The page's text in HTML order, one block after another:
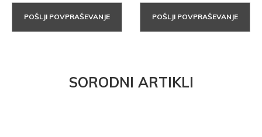
POŠLJI POVPRAŠEVANJE POŠLJI POVPRAŠEVANJE
SORODNI ARTIKLI